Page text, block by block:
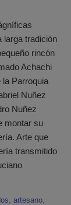
larga tradición
rincón
Achachi
la Parroquia
Nuñez
Nuñez
montar su
Arte que
transmitido
artesano